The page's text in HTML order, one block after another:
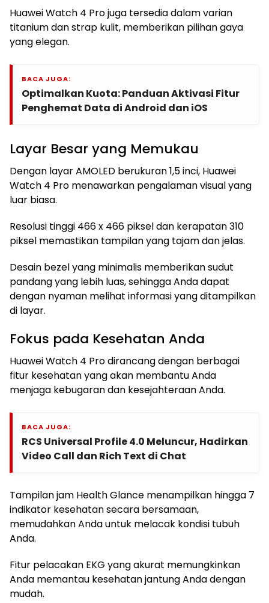
Huawei Watch 4 Pro juga tersedia dalam varian
titanium dan strap kulit, memberikan pilihan gaya
yang elegan.
BACA JUGA:
Optimalkan Kuota: Panduan Aktivasi Fitur
Penghemat Data di Android dan iOS
Layar Besar yang Memukau
Dengan layar AMOLED berukuran 1,5 inci, Huawei
Watch 4 Pro menawarkan pengalaman visual yang
luar biasa.
Resolusi tinggi 466 x 466 piksel dan kerapatan 310
piksel memastikan tampilan yang tajam dan jelas.
Desain bezel yang minimalis memberikan sudut
pandang yang lebih luas, sehingga Anda dapat
dengan nyaman melihat informasi yang ditampilkan
di layar.
Fokus pada Kesehatan Anda
Huawei Watch 4 Pro dirancang dengan berbagai
fitur kesehatan yang akan membantu Anda
menjaga kebugaran dan kesejahteraan Anda.
BACA JUGA:
RCS Universal Profile 4.0 Meluncur, Hadirkan
Video Call dan Rich Text di Chat
Tampilan jam Health Glance menampilkan hingga 7
indikator kesehatan secara bersamaan,
memudahkan Anda untuk melacak kondisi tubuh
Anda.
Fitur pelacakan EKG yang akurat memungkinkan
Anda memantau kesehatan jantung Anda dengan
mudah.